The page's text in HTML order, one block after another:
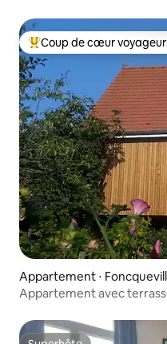
Coups de cœur voyageurs
Coup de cœur
Appartement ⋅
Appartement avec